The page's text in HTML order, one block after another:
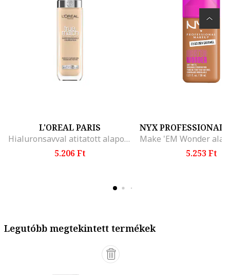
L'OREAL PARIS
Hialuronsavval atitatott alapozo True Match 30 ml, 2.N
5.206 Ft
NYX PROFESSIONAL
5.253 Ft
Legutóbb megtekintett termékek